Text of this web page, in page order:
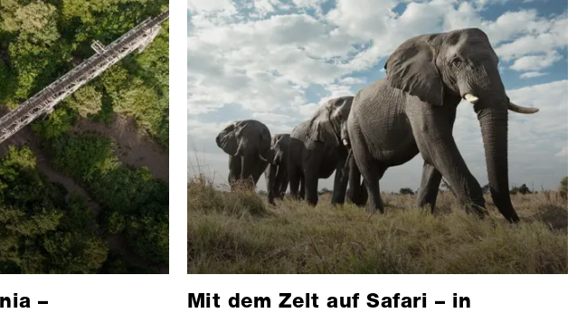
–
Mit dem Zelt auf Safari – in